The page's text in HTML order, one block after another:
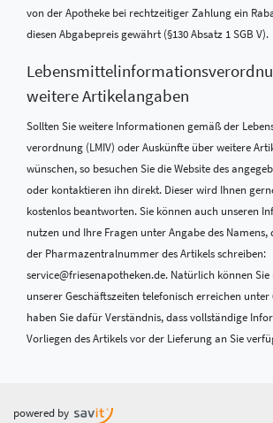
von der Apotheke bei rechtzeitiger Zahlung ein
diesen Abgabepreis gewährt (§130 Absatz 1 SGB V).
weitere Artikelangaben
Sollten Sie weitere Informationen gemäß der
verordnung (LMIV) oder Auskünfte über weitere
wünschen, so besuchen Sie die Website des
oder kontaktieren ihn direkt. Dieser wird Ihnen
kostenlos beantworten. Sie können auch unseren
nutzen und Ihre Fragen unter Angabe des Namens,
der Pharmazentralnummer des Artikels schreiben:
service@friesenapotheken.de. Natürlich können
unserer Geschäftszeiten telefonisch erreichen unter
haben Sie dafür Verständnis, dass vollständige
Vorliegen des Artikels vor der Lieferung an Sie
powered by